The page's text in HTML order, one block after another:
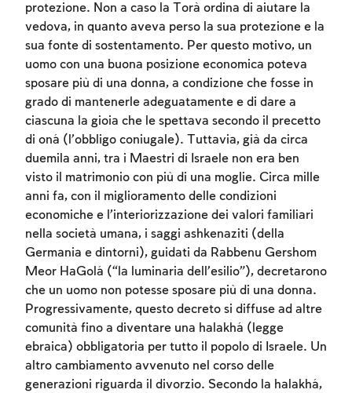
protezione. Non a caso la Torà ordina di aiutare la
vedova, in quanto aveva perso la sua protezione e la
sua fonte di sostentamento. Per questo motivo, un
uomo con una buona posizione economica poteva
sposare più di una donna, a condizione che fosse in
grado di mantenerle adeguatamente e di dare a
ciascuna la gioia che le spettava secondo il precetto
di oná (l’obbligo coniugale). Tuttavia, già da circa
duemila anni, tra i Maestri di Israele non era ben
visto il matrimonio con più di una moglie. Circa mille
anni fa, con il miglioramento delle condizioni
economiche e l’interiorizzazione dei valori familiari
nella società umana, i saggi ashkenaziti (della
Germania e dintorni), guidati da Rabbenu Gershom
Meor HaGolá (“la luminaria dell’esilio”), decretarono
che un uomo non potesse sposare più di una donna.
Progressivamente, questo decreto si diffuse ad altre
comunità fino a diventare una halakhá (legge
ebraica) obbligatoria per tutto il popolo di Israele. Un
altro cambiamento avvenuto nel corso delle
generazioni riguarda il divorzio. Secondo la halakhá,
Account required
To mark concepts as learned, you'll need
to create an account or log in.
Sign up Login